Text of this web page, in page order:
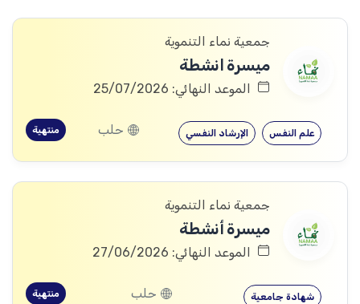
جمعية نماء التنموية
ميسرة انشطة
الموعد النهائي: 25/07/2026
الإرشاد النفسي علم النفس حلب منتهية
جمعية نماء التنموية
ميسرة أنشطة
الموعد النهائي: 27/06/2026
شهادة جامعية حلب منتهية